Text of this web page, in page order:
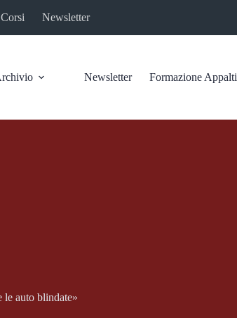
Corsi Newsletter
Newsletter Formazione Appalti
le auto blindate»